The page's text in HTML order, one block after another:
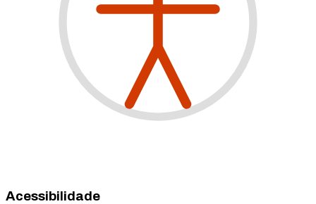
Acessibilidade